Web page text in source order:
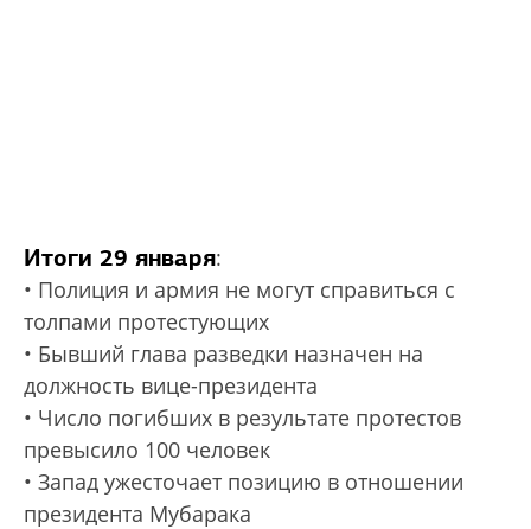
Итоги 29 января:
• Полиция и армия не могут справиться с
толпами протестующих
• Бывший глава разведки назначен на
должность вице-президента
• Число погибших в результате протестов
превысило 100 человек
• Запад ужесточает позицию в отношении
президента Мубарака